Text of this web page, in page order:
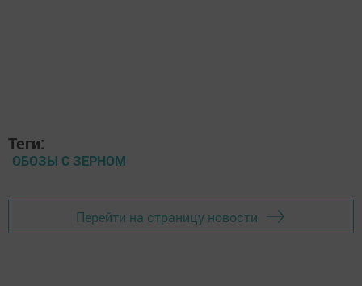
Теги:
ОБОЗЫ С ЗЕРНОМ
Перейти на страницу новости